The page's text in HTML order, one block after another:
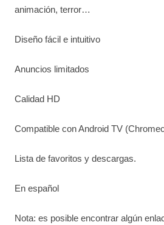
animación, terror…
Diseño fácil e intuitivo
Anuncios limitados
Calidad HD
Compatible con Android TV
Lista de favoritos y descargas.
En español
Nota: es posible encontrar algún